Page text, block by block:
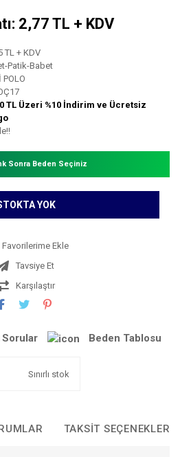
2,77 TL + KDV
TL + KDV
Patik-Babet
POLO
TL Üzeri %10 İndirim ve Ücretsiz
Sonra Beden Seçiniz
YOK
Tavsiye Et
Karşılaştır
Sorular Beden Tablosu
Sınırlı stok
TAKSIT SEÇENEKLERI